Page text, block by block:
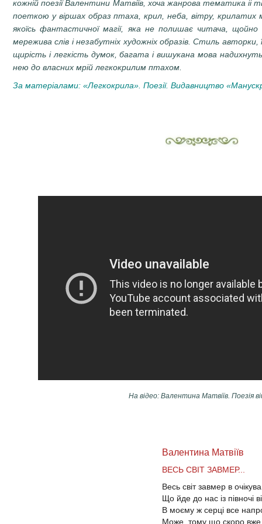
кожній поезії Валентини Матвіїв, хоча жанрова тематика іі
поеткою у віршах образ птаха, крил, неба, вітру, крилатих
якоїсь фантастичної магії, яка не полишає читача,
мережива слів і незабутніх художніх образів. Стиль авторки,
щирість і легкість думок, багата і вишукана мова
нею до власних мрій легкокрилим птахом.
За матеріалами: «Легкокрила». Поезії. Видавництво
На відео: Валентина Матвіїв. Поезія
Валентина Матвіїв
ВЕСЬ СВІТ ЗАВМЕР...
Весь світ завмер в
Що йде до нас із півночі
В моєму ж серці все
Може, тому що скоро вже